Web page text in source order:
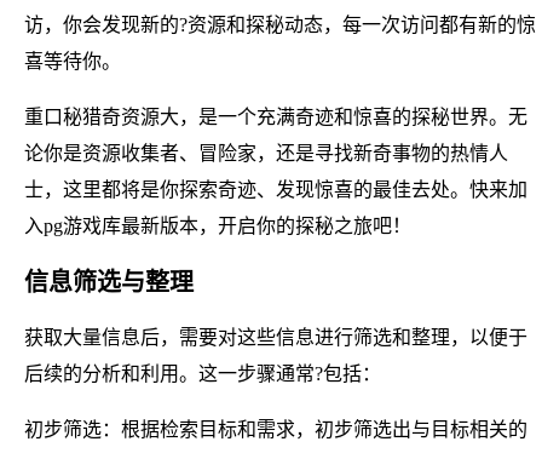
访，你会发现新的?资源和探秘动态，每一次访问都有新的惊
喜等待你。
重口秘猎奇资源大，是一个充满奇迹和惊喜的探秘世界。无
论你是资源收集者、冒险家，还是寻找新奇事物的热情人
士，这里都将是你探索奇迹、发现惊喜的最佳去处。快来加
入pg游戏库最新版本，开启你的探秘之旅吧！
信息筛选与整理
获取大量信息后，需要对这些信息进行筛选和整理，以便于
后续的分析和利用。这一步骤通常?包括：
初步筛选：根据检索目标和需求，初步筛选出与目标相关的